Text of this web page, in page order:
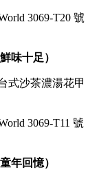
3069-T20 號
味十足）
式沙茶濃湯花甲
3069-T11 號
年回憶）